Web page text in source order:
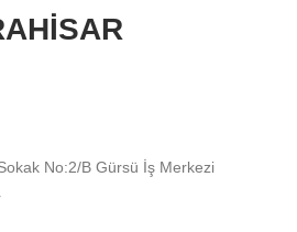
No:2/B Gürsü İş Merkezi